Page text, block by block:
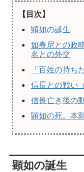
【目次】
顕如の誕生
如春尼との政
名との外交
「百姓の持ち
信長との戦い
信長亡き後の
顕如の死。本
顕如の誕生